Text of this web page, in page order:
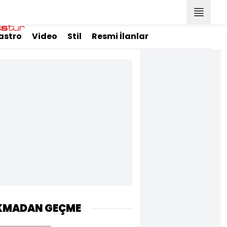
Video Stil Resmi İlanlar
GEÇME